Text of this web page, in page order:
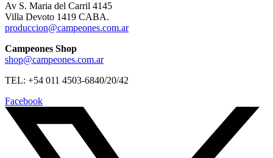
Av S. Maria del Carril 4145
Villa Devoto 1419 CABA.
produccion@campeones.com.ar
Campeones Shop
shop@campeones.com.ar
TEL: +54 011 4503-6840/20/42
Facebook